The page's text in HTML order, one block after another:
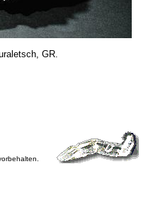
GR.